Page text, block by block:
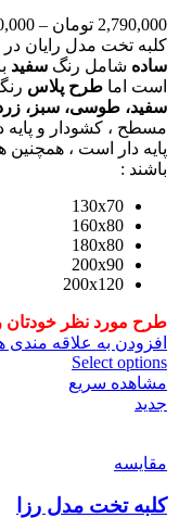
2,790,000 تومان –
کلبه تخت مدل رایان
ساده شامل رنگ سفید
است اما طرح پلاس
سفید، طوسی، سبز،
مسطح ، کشودار و پایه
پایه دار است ،
باشند :
130x70
160x80
180x80
200x90
200x120
طرح مورد نظر خودتان
افزودن به علاقه مندی
Select options
مشاهده سریع
جدید
مقایسه
کلبه تخت مدل رزا